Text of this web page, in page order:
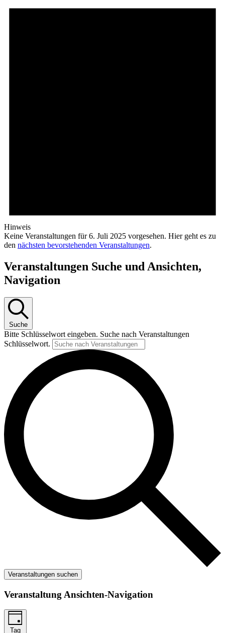
Hinweis
Keine Veranstaltungen für 6. Juli 2025 vorgesehen. Hier geht es zu
den nächsten bevorstehenden Veranstaltungen.
Veranstaltungen Suche und Ansichten,
Navigation
Suche
Bitte Schlüsselwort eingeben. Suche nach Veranstaltungen
Schlüsselwort.
Veranstaltungen suchen
Veranstaltung Ansichten-Navigation
Tag